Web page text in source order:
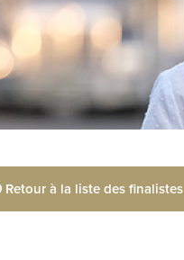
Retour à la liste des finalistes